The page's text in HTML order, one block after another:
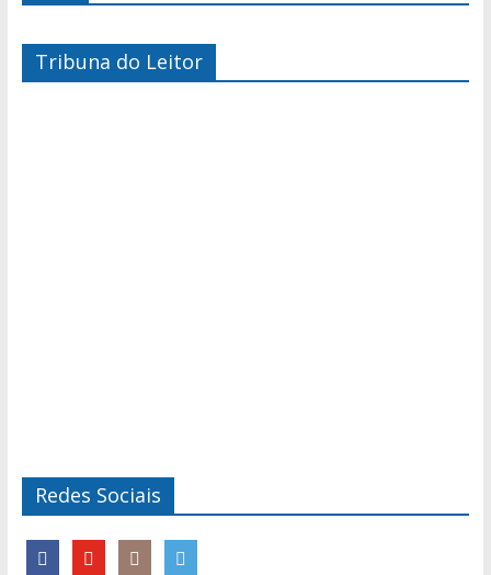
Tribuna do Leitor
Redes Sociais